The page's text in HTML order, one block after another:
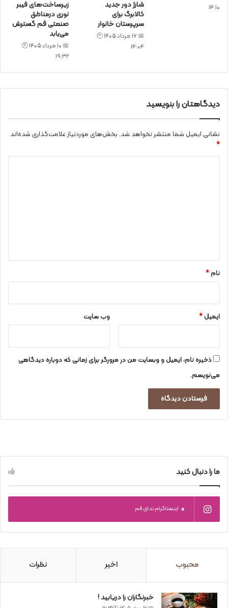
14:10
شارژ دور جدید
کالابرگ برای
سرپرستان خانوار
📅 16 مرداد 1405 🕙
14:04
زیرساخت‌های فیبر
نوری درمناطق
صنعتی قم گسترش
می‌یابد
📅 10 مرداد 1405 🕙
19:32
دیدگاهتان را بنویسید
نشانی ایمیل شما منتشر نخواهد شد. بخش‌های موردنیاز علامت‌گذاری شده‌اند
*
نام*
ایمیل* وب‌ سایت
ذخیره نام، ایمیل و وبسایت من در مرورگر برای زمانی که دوباره دیدگاهی
می‌نویسم.
ما را دنبال کنید
0 اینستاگرام ندای قم
محبوب اخیر نظرات
خبرنگاران را دریابید !